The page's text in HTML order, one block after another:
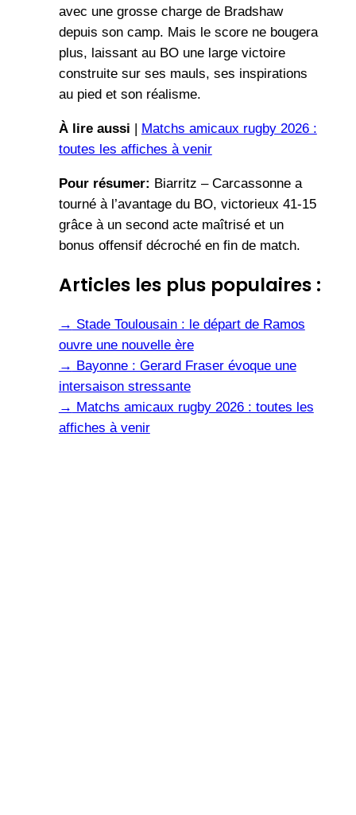
avec une grosse charge de Bradshaw
depuis son camp. Mais le score ne bougera
plus, laissant au BO une large victoire
construite sur ses mauls, ses inspirations
au pied et son réalisme.
À lire aussi
Matchs amicaux rugby 2026 :
toutes les affiches à venir
Pour résumer: Biarritz – Carcassonne a
tourné à l’avantage du BO, victorieux 41-15
grâce à un second acte maîtrisé et un
bonus offensif décroché en fin de match.
Articles les plus populaires :
→ Stade Toulousain : le départ de Ramos
ouvre une nouvelle ère
→ Bayonne : Gerard Fraser évoque une
intersaison stressante
→ Matchs amicaux rugby 2026 : toutes les
affiches à venir